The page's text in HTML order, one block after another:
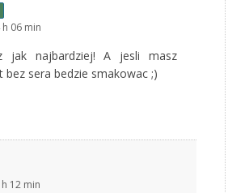
06 min
jak najbardziej! A jesli masz
sera bedzie smakowac ;)
12 min